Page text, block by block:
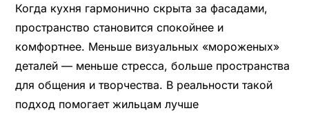
Когда кухня гармонично скрыта за фасадами,
пространство становится спокойнее и
комфортнее. Меньше визуальных «мороженых»
деталей — меньше стресса, больше пространства
для общения и творчества. В реальности такой
подход помогает жильцам лучше